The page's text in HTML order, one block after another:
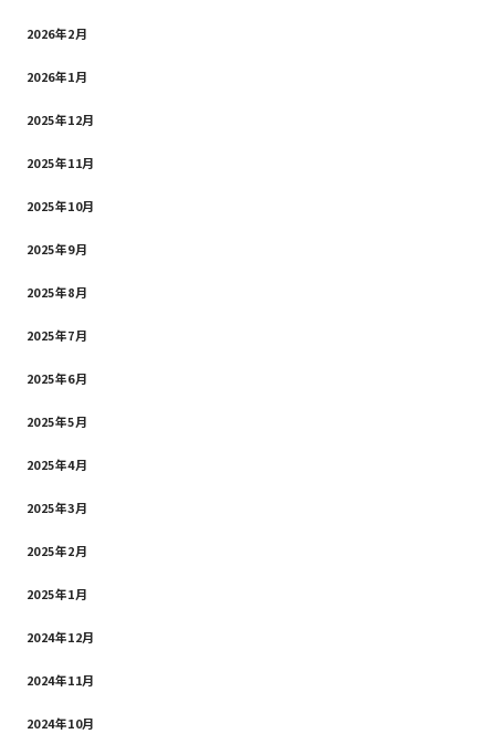
2026年2月
2026年1月
2025年12月
2025年11月
2025年10月
2025年9月
2025年8月
2025年7月
2025年6月
2025年5月
2025年4月
2025年3月
2025年2月
2025年1月
2024年12月
2024年11月
2024年10月